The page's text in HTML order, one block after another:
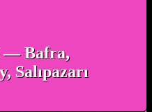
— Bafra,
Salıpazarı